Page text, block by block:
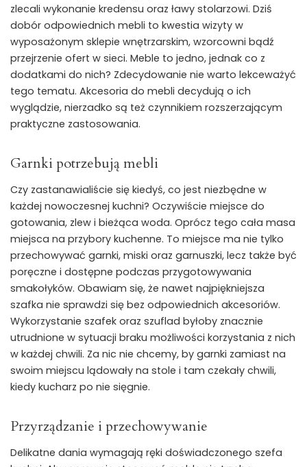
zlecali wykonanie kredensu oraz ławy stolarzowi. Dziś
dobór odpowiednich mebli to kwestia wizyty w
wyposażonym sklepie wnętrzarskim, wzorcowni bądź
przejrzenie ofert w sieci. Meble to jedno, jednak co z
dodatkami do nich? Zdecydowanie nie warto lekceważyć
tego tematu. Akcesoria do mebli decydują o ich
wyglądzie, nierzadko są też czynnikiem rozszerzającym
praktyczne zastosowania.
Garnki potrzebują mebli
Czy zastanawialiście się kiedyś, co jest niezbędne w
każdej nowoczesnej kuchni? Oczywiście miejsce do
gotowania, zlew i bieżąca woda. Oprócz tego cała masa
miejsca na przybory kuchenne. To miejsce ma nie tylko
przechowywać garnki, miski oraz garnuszki, lecz także być
poręczne i dostępne podczas przygotowywania
smakołyków. Obawiam się, że nawet najpiękniejsza
szafka nie sprawdzi się bez odpowiednich akcesoriów.
Wykorzystanie szafek oraz szuflad byłoby znacznie
utrudnione w sytuacji braku możliwości korzystania z nich
w każdej chwili. Za nic nie chcemy, by garnki zamiast na
swoim miejscu lądowały na stole i tam czekały chwili,
kiedy kucharz po nie sięgnie.
Przyrządzanie i przechowywanie
Delikatne dania wymagają ręki doświadczonego szefa